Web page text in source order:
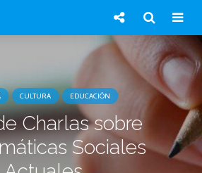
CULTURA EDUCACIÓN
Charlas sobre
Sociales